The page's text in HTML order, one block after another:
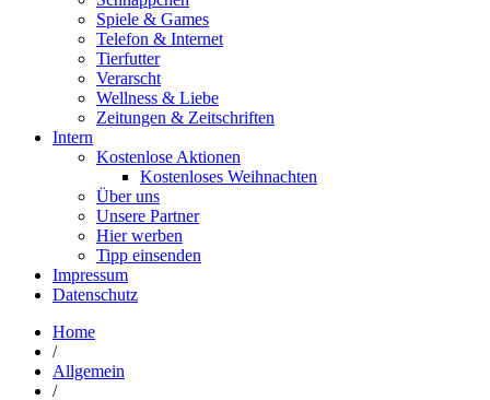
Spiele & Games
Telefon & Internet
Tierfutter
Verarscht
Wellness & Liebe
Zeitungen & Zeitschriften
Intern
Kostenlose Aktionen
Kostenloses Weihnachten
Über uns
Unsere Partner
Hier werben
Tipp einsenden
Impressum
Datenschutz
Home
/
Allgemein
/